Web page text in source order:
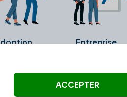
Entreprise
ni été vérifiés par Alexia.fr.
ACCEPTER